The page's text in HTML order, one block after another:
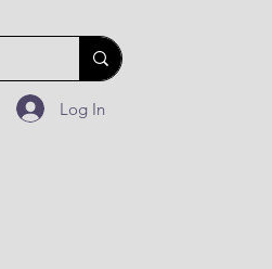
Log In